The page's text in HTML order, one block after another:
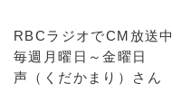
RBCラジオでCM放送中
毎週月曜日～金曜日
声（くだかまり）さん